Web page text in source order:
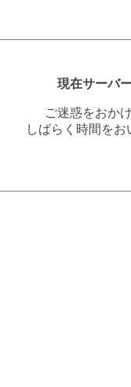
現在サーバ
ご迷惑をおか
しばらく時間を